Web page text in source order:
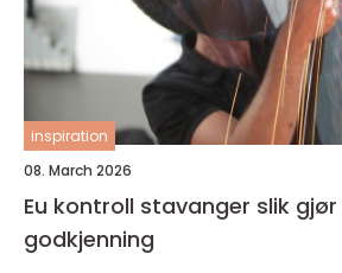
inspiration
08. March 2026
Eu kontroll stavanger slik gjør du bilen klar til
godkjenning